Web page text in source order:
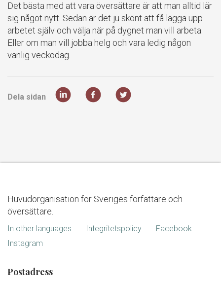
Det bästa med att vara översättare är att man alltid lär
sig något nytt. Sedan är det ju skönt att få lägga upp
arbetet själv och välja när på dygnet man vill arbeta.
Eller om man vill jobba helg och vara ledig någon
vanlig veckodag.
Dela sidan
Huvudorganisation för Sveriges författare och
översättare.
In other languages Integritetspolicy
Facebook
Instagram
Postadress